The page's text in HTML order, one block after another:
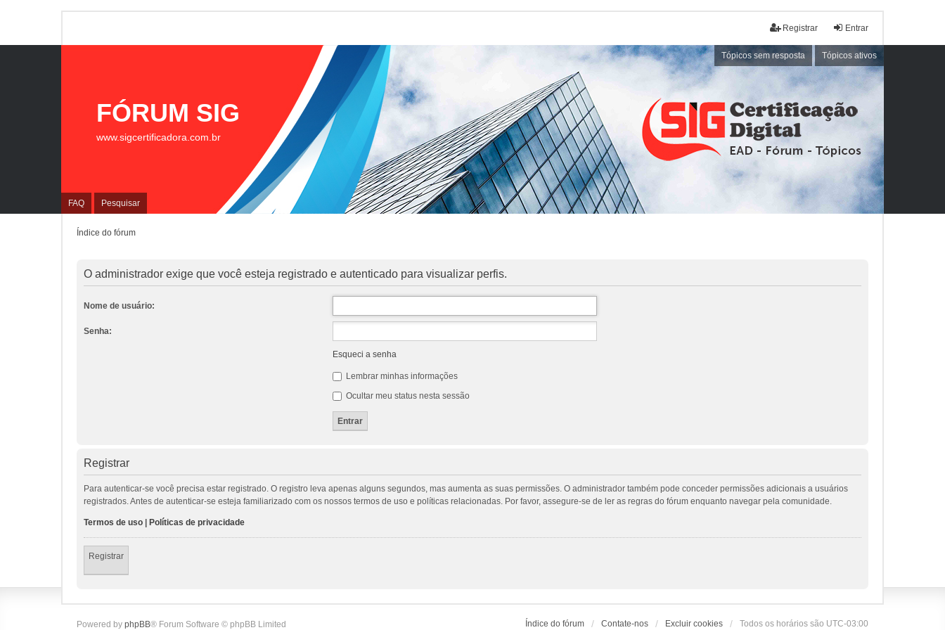
Entrar
Registrar
Tópicos sem resposta Tópicos ativos
FAQ Pesquisar
FÓRUM SIG
www.sigcertificadora.com.br
Índice do fórum
O administrador exige que você esteja registrado e autenticado para visualizar perfis.
Nome de usuário:
Senha:
Esqueci a senha
Lembrar minhas informações
Ocultar meu status nesta sessão
Registrar
Para autenticar-se você precisa estar registrado. O registro leva apenas alguns segundos, mas aumenta as suas permissões. O administrador também pode conceder permissões adicionais a usuários
registrados. Antes de autenticar-se esteja familiarizado com os nossos termos de uso e políticas relacionadas. Por favor, assegure-se de ler as regras do fórum enquanto navegar pela comunidade.
Termos de uso Políticas de privacidade
Registrar
Índice do fórum Contate-nos Excluir cookies Todos os horários são UTC-03:00
Powered by phpBB® Forum Software © phpBB Limited